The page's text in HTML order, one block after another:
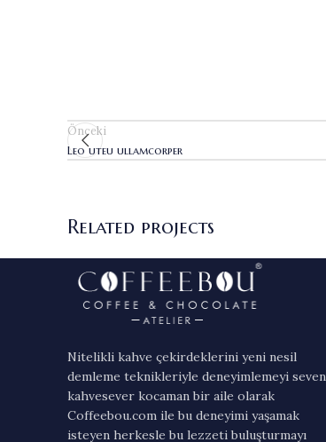
Önceki
Leo uteu ullamcorper
Related projects
Furniture
Netus eu mollis hac dignis
Nitelikli kahve çekirdeklerini yeni nesil
demleme teknikleriyle deneyimlemeyi seven
kahvesever kocaman bir aile olarak
Coffeebou.com ile bu deneyimi yaşamak
isteyen herkesle bu lezzeti buluşturmayı